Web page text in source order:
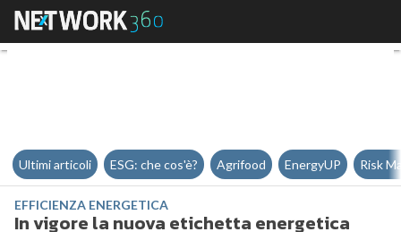
In vigore la nuova etichetta
Ultimi articoli ESG: che cos'è? Agrifood EnergyUP Risk
EFFICIENZA ENERGETICA
In vigore la nuova etichetta energetica